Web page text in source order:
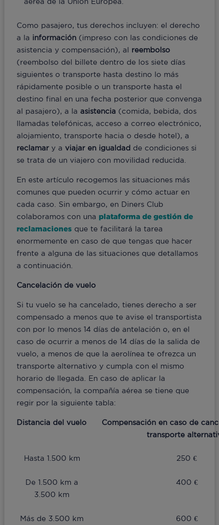
Como pasajero, tus derechos incluyen: el derecho
a la información (impreso con las condiciones de
asistencia y compensación), al reembolso
(reembolso del billete dentro de los siete días
siguientes o transporte hasta destino lo más
rápidamente posible o un transporte hasta el
destino final en una fecha posterior que convenga
al pasajero), a la asistencia (comida, bebida, dos
llamadas telefónicas, acceso a correo electrónico,
alojamiento, transporte hacia o desde hotel), a
reclamary a viajar en igualdad de condiciones si
se trata de un viajero con movilidad reducida.
En este artículo recogemos las situaciones más
comunes que pueden ocurrir y cómo actuar en
cada caso. Sin embargo, en Diners Club
colaboramos con una plataforma de gestión de
reclamacionesque te facilitará la tarea
enormemente en caso de que tengas que hacer
frente a alguna de las situaciones que detallamos
a continuación.
Cancelación de vuelo
Si tu vuelo se ha cancelado, tienes derecho a ser
compensado a menos que te avise el transportista
con por lo menos 14 días de antelación o, en el
caso de ocurrir a menos de 14 días de la salida de
vuelo, a menos de que la aerolínea te ofrezca un
transporte alternativo y cumpla con el mismo
horario de llegada. En caso de aplicar la
compensación, la compañía aérea se tiene que
regir por la siguiente tabla:
Distancia del vuelo
Compensación en caso de
transporte
Hasta 1.500 km 250 €
De 1.500 km a
3.500 km
400 €
Más de 3.500 km 600 €